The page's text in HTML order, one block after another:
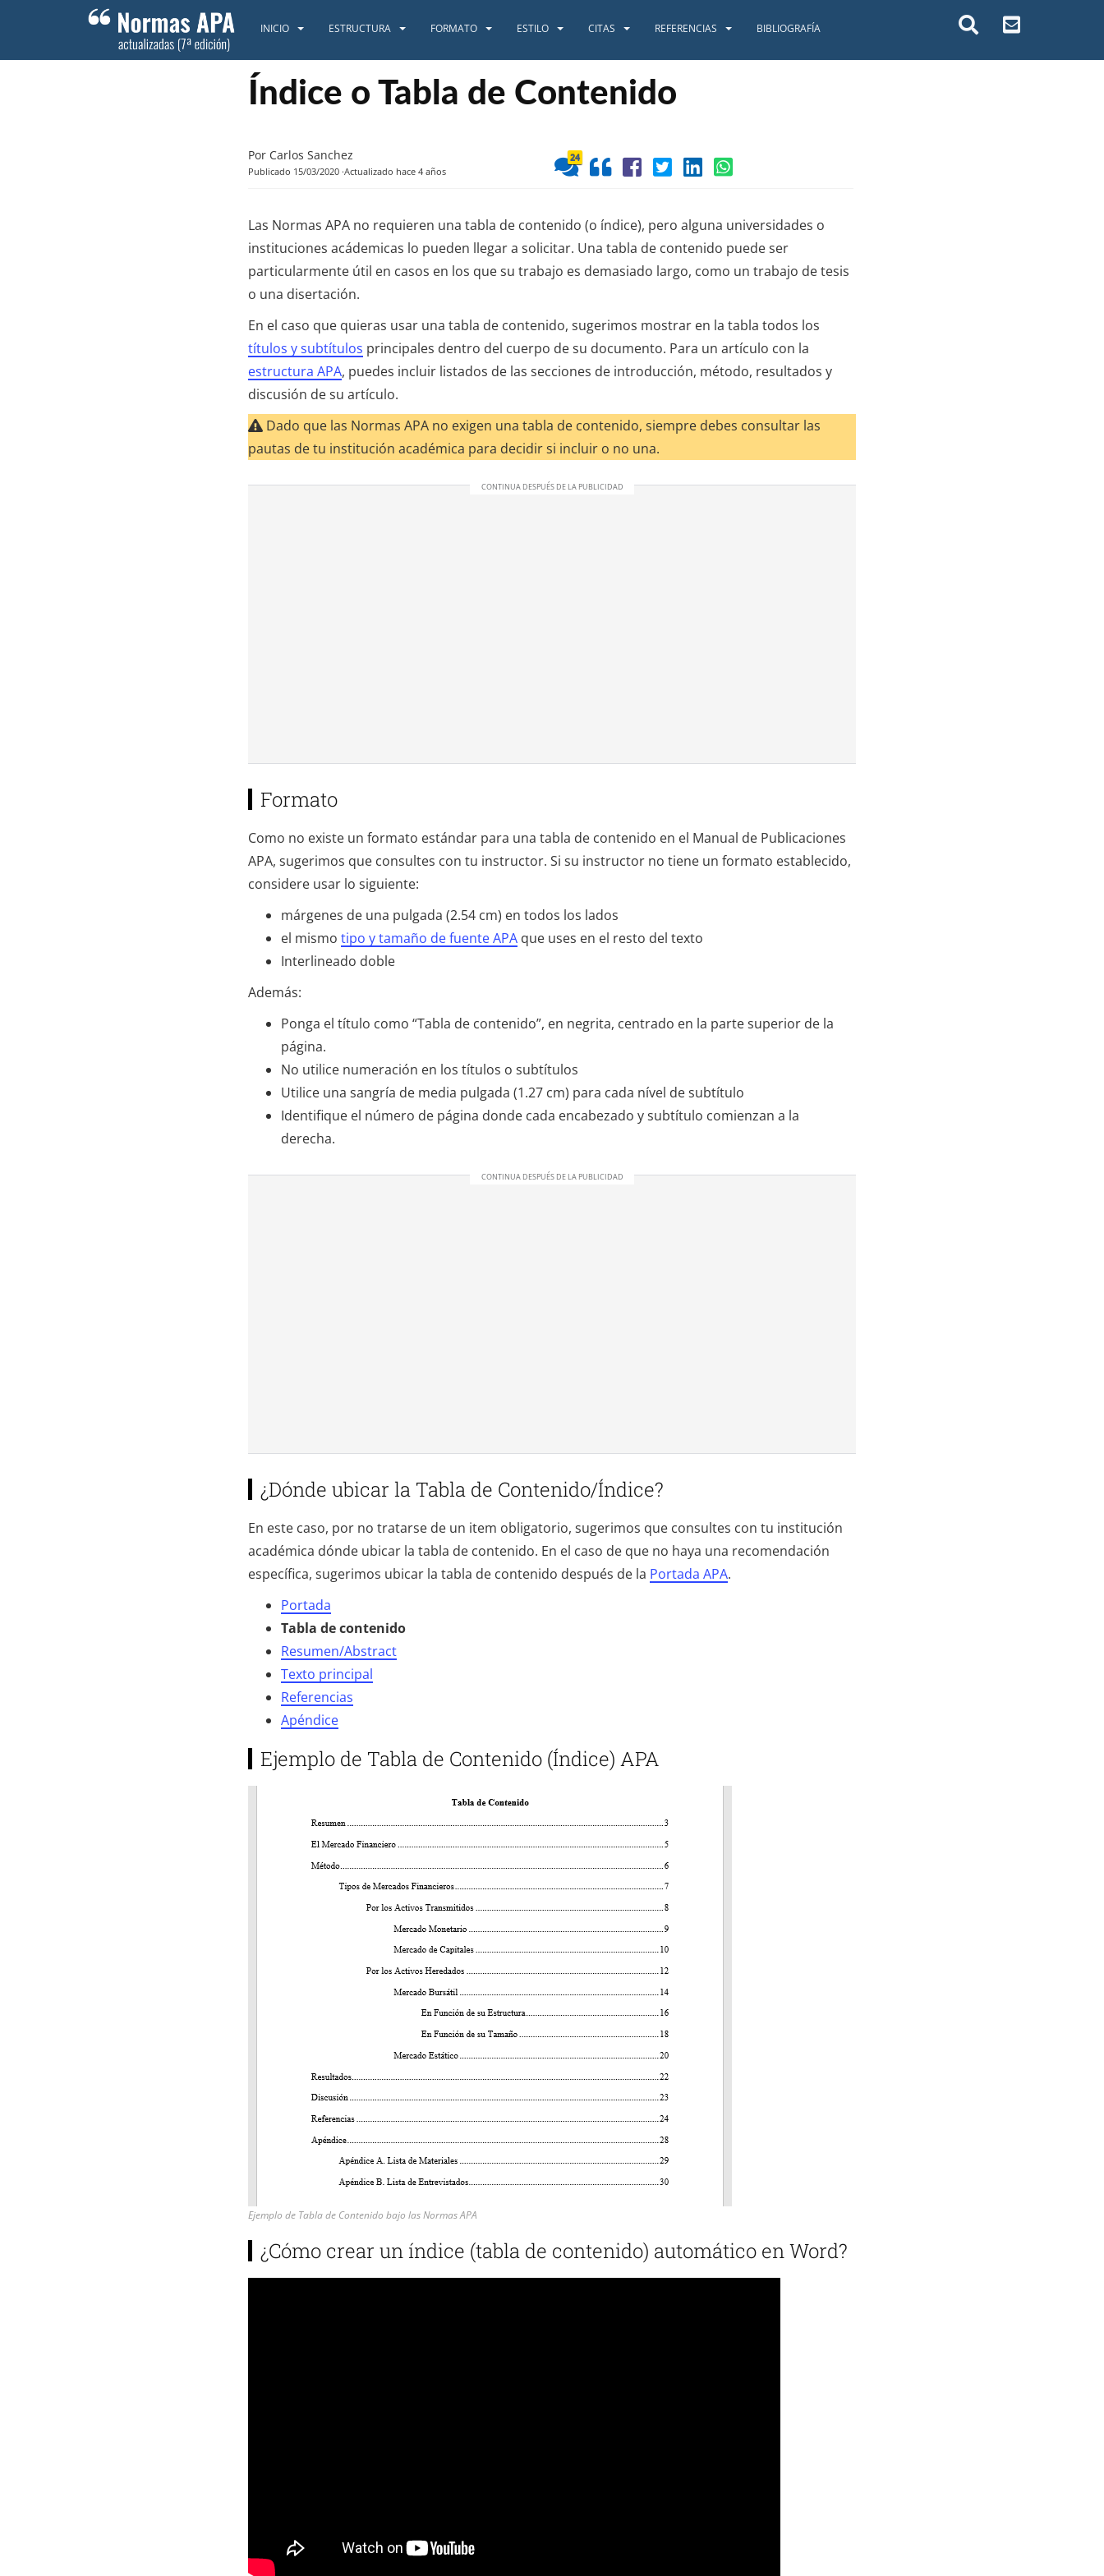
p
INICIO ESTRUCTURA FORMATO ESTILO CITAS REFERENCIAS BIBLIOGRAFÍA
Índice o Tabla de Contenido
Por Carlos Sanchez
Publicado 15/03/2020 Actualizado hace 4 años
24
Las Normas APA no requieren una tabla de contenido (o índice), pero alguna universidades o
instituciones acádemicas lo pueden llegar a solicitar. Una tabla de contenido puede ser
particularmente útil en casos en los que su trabajo es demasiado largo, como un trabajo de tesis
o una disertación.
En el caso que quieras usar una tabla de contenido, sugerimos mostrar en la tabla todos los
títulos y subtítulos principales dentro del cuerpo de su documento. Para un artículo con la
estructura APA, puedes incluir listados de las secciones de introducción, método, resultados y
discusión de su artículo.
Dado que las Normas APA no exigen una tabla de contenido, siempre debes consultar las
pautas de tu institución académica para decidir si incluir o no una.
Formato
Como no existe un formato estándar para una tabla de contenido en el Manual de Publicaciones
APA, sugerimos que consultes con tu instructor. Si su instructor no tiene un formato establecido,
considere usar lo siguiente:
márgenes de una pulgada (2.54 cm) en todos los lados
el mismo tipo y tamaño de fuente APA que uses en el resto del texto
Interlineado doble
Además:
Ponga el título como “Tabla de contenido”, en negrita, centrado en la parte superior de la
página.
No utilice numeración en los títulos o subtítulos
Utilice una sangría de media pulgada (1.27 cm) para cada nível de subtítulo
Identifique el número de página donde cada encabezado y subtítulo comienzan a la
derecha.
¿Dónde ubicar la Tabla de Contenido/Índice?
En este caso, por no tratarse de un item obligatorio, sugerimos que consultes con tu institución
académica dónde ubicar la tabla de contenido. En el caso de que no haya una recomendación
específica, sugerimos ubicar la tabla de contenido después de la Portada APA.
Portada
Tabla de contenido
Resumen/Abstract
Texto principal
Referencias
Apéndice
Ejemplo de Tabla de Contenido (Índice) APA
Ejemplo de Tabla de Contenido bajo las Normas APA
¿Cómo crear un índice (tabla de contenido) automático en Word?